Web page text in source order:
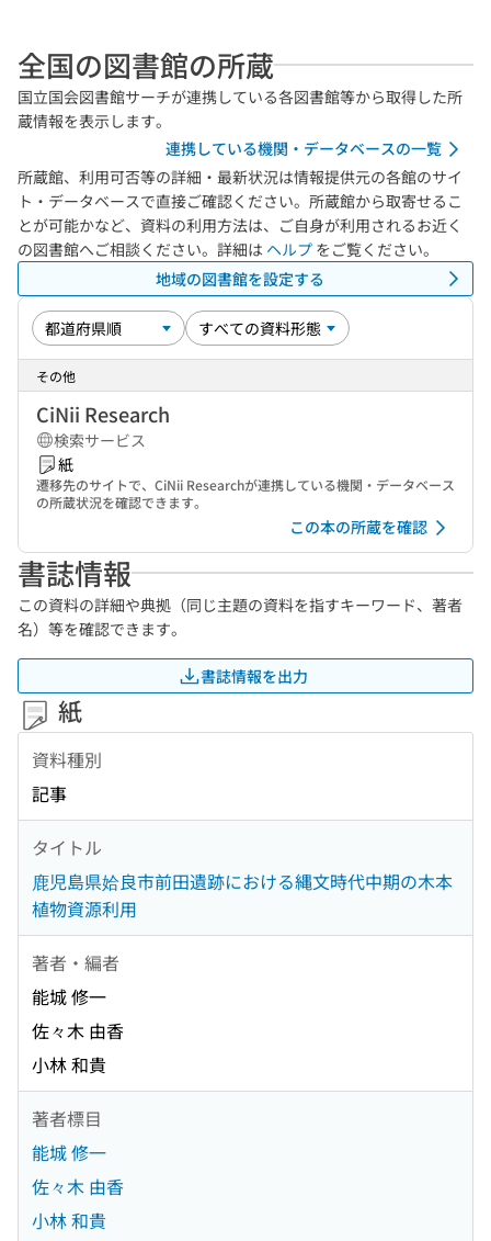
全国の図書館の所蔵
国立国会図書館サーチが連携している各図書館等から取得した所
蔵情報を表示します。
連携している機関・データベースの一覧
所蔵館、利用可否等の詳細・最新状況は情報提供元の各館のサイ
ト・データベースで直接ご確認ください。所蔵館から取寄せるこ
とが可能かなど、資料の利用方法は、ご自身が利用されるお近く
の図書館へご相談ください。詳細は ヘルプ をご覧ください。
地域の図書館を設定する
その他
CiNii Research
検索サービス
紙
遷移先のサイトで、CiNii Researchが連携している機関・データベース
の所蔵状況を確認できます。
この本の所蔵を確認
書誌情報
この資料の詳細や典拠（同じ主題の資料を指すキーワード、著者
名）等を確認できます。
書誌情報を出力
紙
資料種別
記事
タイトル
鹿児島県姶良市前田遺跡における縄文時代中期の木本
植物資源利用
著者・編者
能城 修一
佐々木 由香
小林 和貴
著者標目
能城 修一
佐々木 由香
小林 和貴